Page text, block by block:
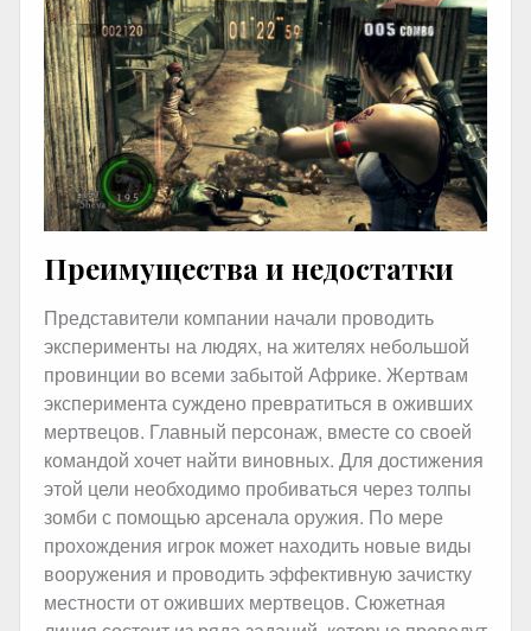
Преимущества и недостатки
Представители компании начали проводить
эксперименты на людях, на жителях небольшой
провинции во всеми забытой Африке. Жертвам
эксперимента суждено превратиться в оживших
мертвецов. Главный персонаж, вместе со своей
командой хочет найти виновных. Для достижения
этой цели необходимо пробиваться через толпы
зомби с помощью арсенала оружия. По мере
прохождения игрок может находить новые виды
вооружения и проводить эффективную зачистку
местности от оживших мертвецов. Сюжетная